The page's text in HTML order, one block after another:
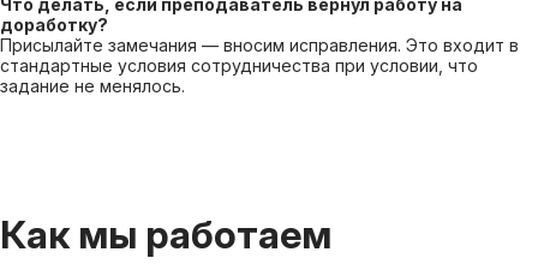
Что делать, если преподаватель вернул работу на
доработку?
Присылайте замечания — вносим исправления. Это входит в
стандартные условия сотрудничества при условии, что
задание не менялось.
Как мы работаем